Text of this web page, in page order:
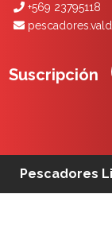
+569 23795118
Suscripción
Pescadores